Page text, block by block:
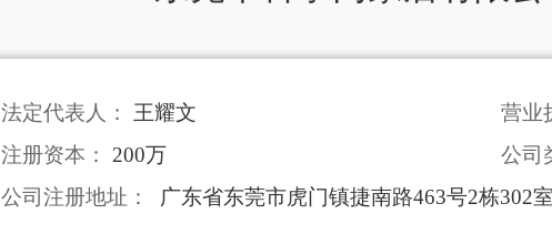
法定代表人： 王耀文 营业
注册资本：
200万 公司
公司注册地址：
广东省东莞市虎门镇捷南路463号2栋302室